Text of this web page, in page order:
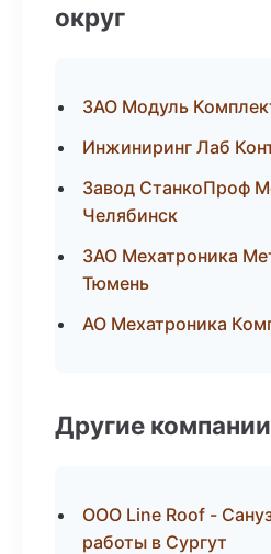
округ
ЗАО Модуль
Инжиниринг Лаб
Завод СтанкоПроф
Челябинск
ЗАО Мехатроника
Тюмень
АО Мехатроника
Другие компании
ООО Line Roof -
работы в Сургут